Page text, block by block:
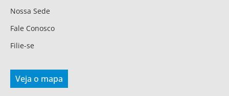
Nossa Sede
Fale Conosco
Filie-se
Veja o mapa